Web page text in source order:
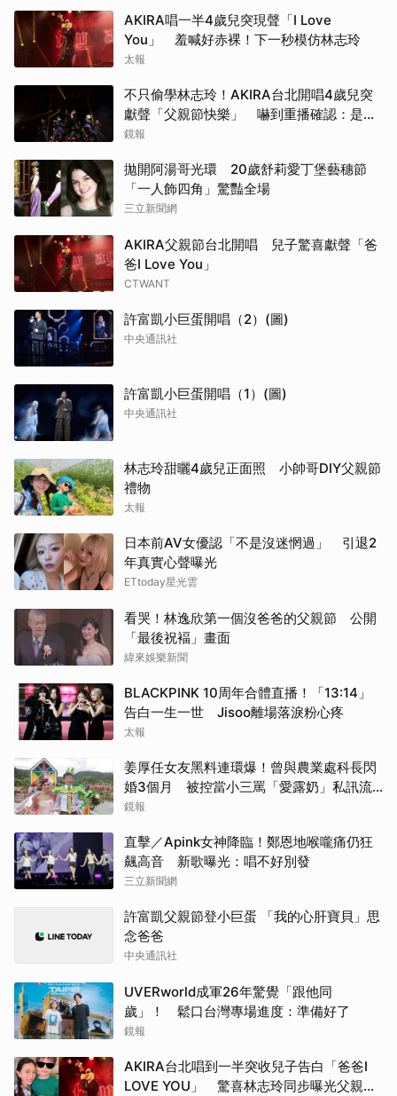
AKIRA唱一半4歲兒突現聲「I Love
You」 羞喊好赤裸！下一秒模仿林志玲
太報
不只偷學林志玲！AKIRA台北開唱4歲兒突
獻聲「父親節快樂」 嚇到重播確認：是我
兒子
鏡報
拋開阿湯哥光環 20歲舒莉愛丁堡藝穗節
「一人飾四角」驚豔全場
三立新聞網
AKIRA父親節台北開唱 兒子驚喜獻聲「爸
爸I Love You」
CTWANT
許富凱小巨蛋開唱（2）(圖)
中央通訊社
許富凱小巨蛋開唱（1）(圖)
中央通訊社
林志玲甜曬4歲兒正面照 小帥哥DIY父親節
禮物
太報
日本前AV女優認「不是沒迷惘過」 引退2
年真實心聲曝光
ETtoday星光雲
看哭！林逸欣第一個沒爸爸的父親節 公開
「最後祝褔」畫面
緯來娛樂新聞
BLACKPINK 10周年合體直播！「13:14」
告白一生一世 Jisoo離場落淚粉心疼
太報
姜厚任女友黑料連環爆！曾與農業處科長閃
婚3個月 被控當小三罵「愛露奶」私訊流
出
鏡報
直擊／Apink女神降臨！鄭恩地喉嚨痛仍狂
飆高音 新歌曝光：唱不好別發
三立新聞網
許富凱父親節登小巨蛋 「我的心肝寶貝」思
念爸爸
中央通訊社
UVERworld成軍26年驚覺「跟他同
歲」！ 鬆口台灣專場進度：準備好了
鏡報
AKIRA台北唱到一半突收兒子告白「爸爸I
LOVE YOU」 驚喜林志玲同步曝光父親節